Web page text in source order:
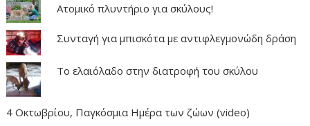
Ατομικό πλυντήριο για σκύλους!
Συνταγή για μπισκότα με αντιφλεγμονώδη δράση
Το ελαιόλαδο στην διατροφή του σκύλου
4 Οκτωβρίου, Παγκόσμια Ημέρα των ζώων (video)